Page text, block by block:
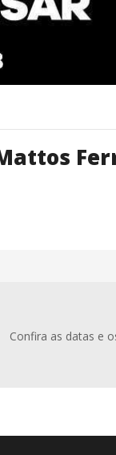
Confira as datas e